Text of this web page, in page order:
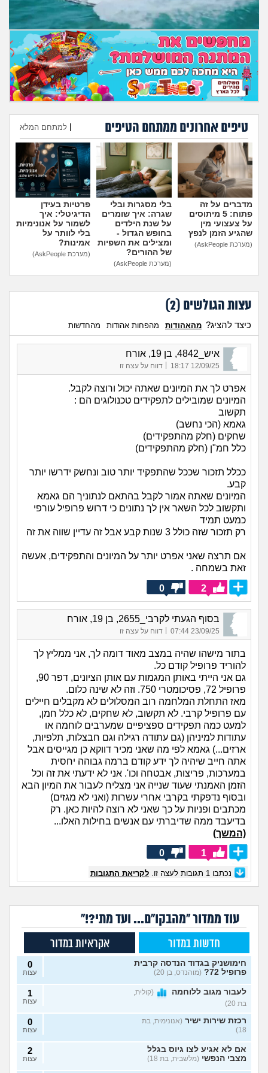
טיפים אחרונים ממתחם הטיפים למתחם המלא
הוספת טיפ
מדברים על זה
פתוח: 5 מיתוסים
על צעצועי מין
שהגיע הזמן לנפץ
(מערכת AskPeople)
בלי מסגרות ובלי
שגרה: איך שומרים
על שנת הילדים
בחופש הגדול -
ומצילים את השפיות
של ההורים?
(מערכת AskPeople)
פרטיות בעידן
הדיגיטלי: איך
לשמור על אנונימיות
בלי לוותר על
אמינות?
(מערכת AskPeople)
עצות הגולשים (2
)
כיצד להציג? מהאהודות מהפחות אהודות מהחדשות
איש_4842, בן 19, אורח
12/09/25 18:17 דווח על עצה זו
אפרט לך את המיונים שאתה יכול ורוצה לקבל.
המיונים שמובילים לתפקידים טכנולוגים הם :
תקשוב
גאמא (הכי נחשב)
שחקים (חלק מהתפקידים)
כלל חמ"ן (חלק מהתפקידים)
ככלל תזכור שככל שהתפקיד יותר טוב ונחשק ידרשו יותר
קבע.
המיונים שאתה אמור לקבל בהתאם לנתוניך הם גאמא
ותקשוב לכל השאר אין לך נתונים כי דרוש פרופיל עורפי
כמעט תמיד
רק תזכור שזה כולל 3 שנות קבע אבל זה עדיין שווה את זה
אם תרצה שאני אפרט יותר על המיונים והתפקידים, אעשה
זאת בשמחה .
2
0
בסוף הגעתי לקרבי_2655, בן 19, אורח
23/09/25 07:44
| דווח על עצה זו
בתור מישהו שהיה במצב מאוד דומה לך, אני ממליץ לך
להוריד פרופיל קודם כל.
גם אני הייתי באותן המגמות עם אותן הציונים, דפר 90,
פרופיל 72, פסיכומטרי 750. וזה לא שינה כלום.
מאז התחלת המלחמה רוב המסלולים לא מקבלים חיילים
עם פרופיל קרבי. לא תקשוב, לא שחקים, לא כלל חמן,
למעט כמה תפקידים ספציפיים שמערבים לוחמה או
עתודות למיניהן (גם עתודה רגילה וגם חבצלות, תלפיות,
ארזים...) גאמא לפי מה שאני מכיר דווקא כן מגייסים אבל
אתה חייב שיהיה לך ידע קודם ברמה גבוהה יחסית
במערכות, פריצות, אבטחה וכו'. אני לא ידעתי את זה וכל
הזמן האמנתי שעוד שנייה אני מצליח לעבור את המיון הבא
ובסוף נדפקתי בקרבי אחרי עשרות (ואני לא מגזים)
מכתבים ופניות על כך שאני לא רוצה להיות כאן. רק
בדיעבד ממה שדיברתי עם אנשים בחילות האלו...
(המשך)
1
0
נכתבו 1 תגובות לעצה זו. לקריאת התגובות
עוד ממדור "מהבקו"ם... ועד מתי?!"
חדשות במדור אקראיות במדור
חימושניק בגדוד הנדסה קרבית
פרופיל 72?
(מוהנדס, בן 20)
0
עצות
לעבור מגוב ללוחמה
(קולית,
בת 20)
1
עצות
רכזת שירות ישיר (אנונימית, בת
18)
0
עצות
אם לא אגיע לצו גיוס בגלל
מצבי הנפשי (מלשבית, בת 18)
2
עצות